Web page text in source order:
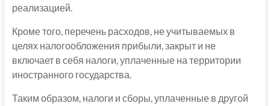
реализацией.
Кроме того, перечень расходов, не учитываемых в
целях налогообложения прибыли, закрыт и не
включает в себя налоги, уплаченные на территории
иностранного государства.
Таким образом, налоги и сборы, уплаченные в другой